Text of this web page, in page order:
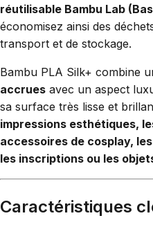
réutilisable Bambu Lab
économisez ainsi des
transport et de stockage.
Bambu PLA Silk+ combine
accrues avec un aspect
sa surface très lisse et
impressions esthétiques,
accessoires de cosplay,
les inscriptions ou les
Caractéristiques